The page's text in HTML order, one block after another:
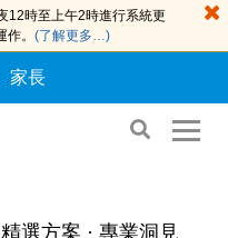
12時至上午2時進行系統更
。 (了解更多…)
家長